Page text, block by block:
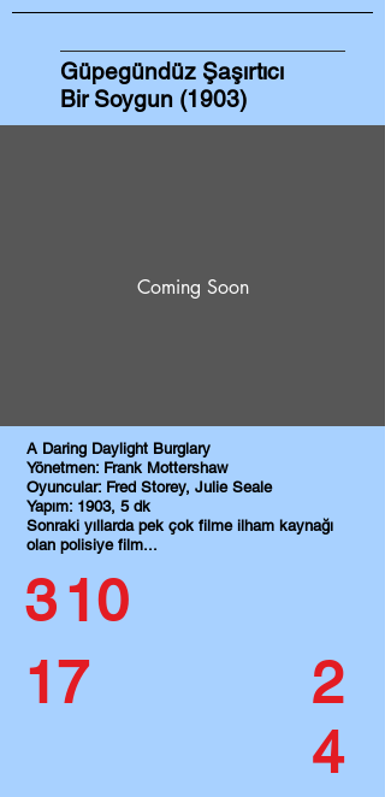
Güpegündüz Şaşırtıcı
Bir Soygun (1903)
Coming Soon
A Daring Daylight Burglary
Yönetmen: Frank Mottershaw
Oyuncular: Fred Storey, Julie Seale
Yapım: 1903, 5 dk
Sonraki yıllarda pek çok filme ilham kaynağı
olan polisiye film...
310
17
2
4